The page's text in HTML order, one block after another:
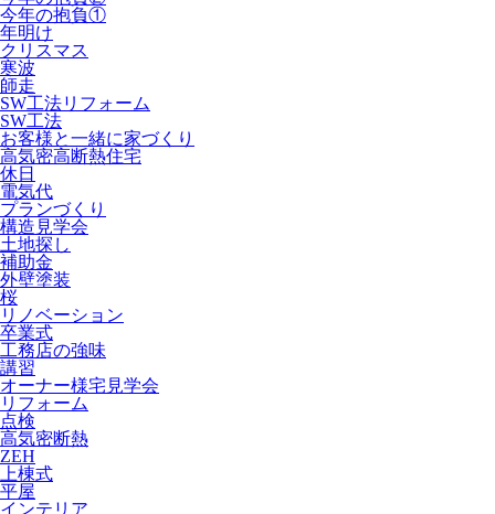
今年の抱負①
年明け
クリスマス
寒波
師走
SW工法リフォーム
SW工法
お客様と一緒に家づくり
高気密高断熱住宅
休日
電気代
プランづくり
構造見学会
土地探し
補助金
外壁塗装
桜
リノベーション
卒業式
工務店の強味
講習
オーナー様宅見学会
リフォーム
点検
高気密断熱
ZEH
上棟式
平屋
インテリア